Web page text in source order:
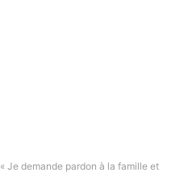
« Je demande pardon à la famille et